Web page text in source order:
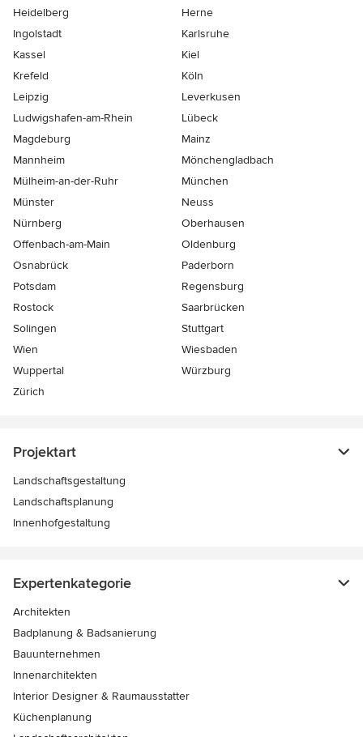
Heidelberg
Herne
Ingolstadt
Karlsruhe
Kassel
Kiel
Krefeld
Köln
Leipzig
Leverkusen
Ludwigshafen-am-Rhein
Lübeck
Magdeburg
Mainz
Mannheim
Mönchen­gladbach
Mülheim-an-der-Ruhr
München
Münster
Neuss
Nürnberg
Oberhausen
Offenbach-am-Main
Oldenburg
Osnabrück
Paderborn
Potsdam
Regensburg
Rostock
Saarbrücken
Solingen
Stuttgart
Wien
Wiesbaden
Wuppertal
Würzburg
Zürich
Projektart
Landschaftsgestaltung
Landschaftsplanung
Innenhofgestaltung
Expertenkategorie
Architekten
Badplanung & Badsanierung
Bauunternehmen
Innenarchitekten
Interior Designer & Raumausstatter
Küchenplanung